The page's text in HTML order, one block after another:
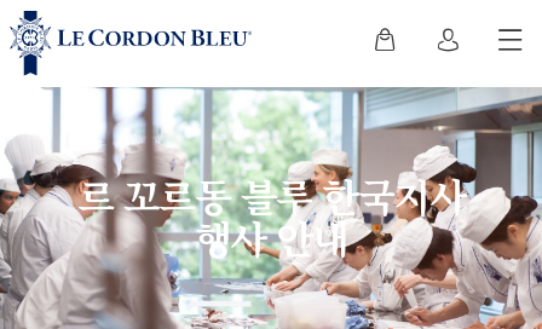
르 꼬르동 블루 한국지사
행사 안내